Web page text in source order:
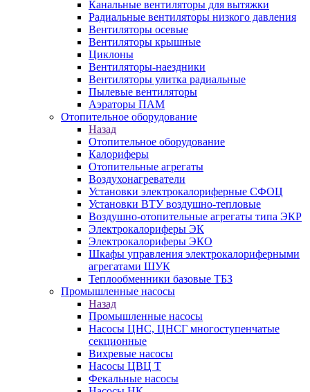
Канальные вентиляторы для вытяжки
Радиальные вентиляторы низкого давления
Вентиляторы осевые
Вентиляторы крышные
Циклоны
Вентиляторы-наездники
Вентиляторы улитка радиальные
Пылевые вентиляторы
Аэраторы ПАМ
Отопительное оборудование
Назад
Отопительное оборудование
Калориферы
Отопительные агрегаты
Воздухонагреватели
Установки электрокалориферные СФОЦ
Установки ВТУ воздушно-тепловые
Воздушно-отопительные агрегаты типа ЭКР
Электрокалориферы ЭК
Электрокалориферы ЭКО
Шкафы управления электрокалориферными
агрегатами ШУК
Теплообменники базовые ТБЗ
Промышленные насосы
Назад
Промышленные насосы
Насосы ЦНС, ЦНСГ многоступенчатые
секционные
Вихревые насосы
Насосы ЦВЦ Т
Фекальные насосы